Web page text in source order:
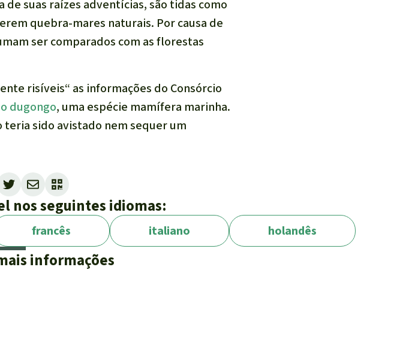
suas raízes adventícias, são tidas como
quebra-mares naturais. Por causa de
ser comparados com as florestas
risíveis“ as informações do Consórcio
o dugongo, uma espécie mamífera marinha.
teria sido avistado nem sequer um
Marine Storage Terminal seria de 46
e o alojamento ocuparia 10 hectares
nos seguintes idiomas:
francês italiano holandês
informações